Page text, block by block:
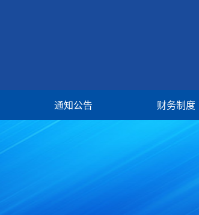
通知公告 财务制度